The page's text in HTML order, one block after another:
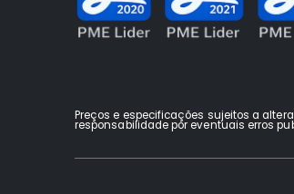
Preços e especificações sujeitos a
responsabilidade por eventuais erros